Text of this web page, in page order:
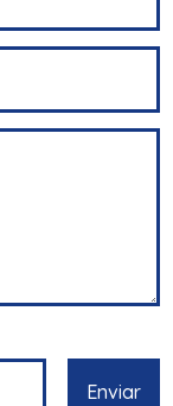
Enviar